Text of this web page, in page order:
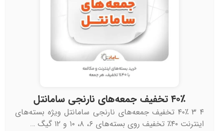
۴۰٪ تخفیف جمعه‌های نارنجی سامانتل
۴ ۳ ۴۰٪ تخفیف جمعه‌های نارنجی سامانتل ویژه بسته‌های
اینترنت ۴۰٪ تخفیف روی بسته‌های ۶، ۸، ۱۰ و ۱۲ گیگ …